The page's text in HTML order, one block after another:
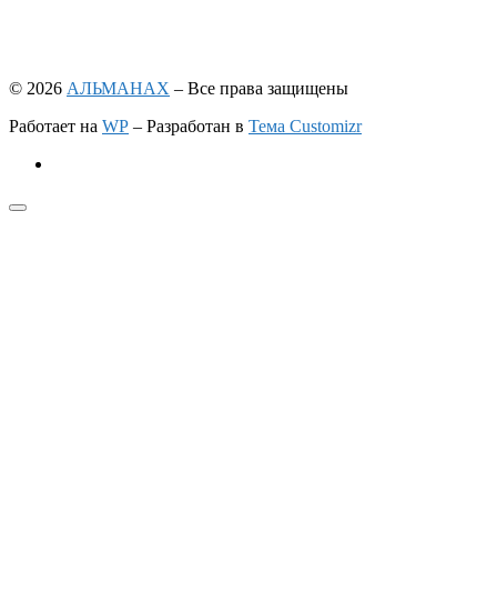
© 2026 АЛЬМАНАХ – Все права защищены
Работает на WP – Разработан в Тема Customizr